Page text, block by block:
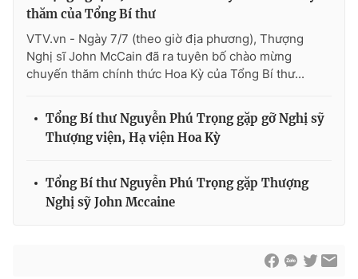
® Cấm sao chép dưới mọi hình thức nếu không có sự chấp
thông tin từ website này.
thăm của Tổng Bí thư
VTV.vn - Ngày 7/7 (theo giờ địa phương), Thượng
Nghị sĩ John McCain đã ra tuyên bố chào mừng
chuyến thăm chính thức Hoa Kỳ của Tổng Bí thư...
Tổng Bí thư Nguyễn Phú Trọng gặp gỡ Nghị sỹ
Thượng viện, Hạ viện Hoa Kỳ
Tổng Bí thư Nguyễn Phú Trọng gặp Thượng
Nghị sỹ John Mccaine